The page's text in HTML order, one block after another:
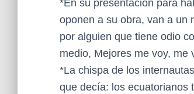
*En su presentación para
oponen a su obra, van a un
por alguien que tiene odio
medio, Mejores me voy, me
*La chispa de los
que decía: los ecuatorianos